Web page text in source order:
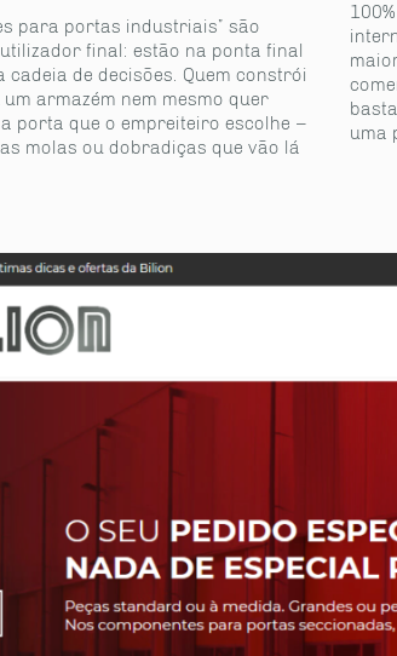
para portas industriais” são
final: estão na ponta final
cadeia de decisões. Quem constrói
armazém nem mesmo quer
porta que o empreiteiro escolhe –
molas ou dobradiças que vão lá
uma